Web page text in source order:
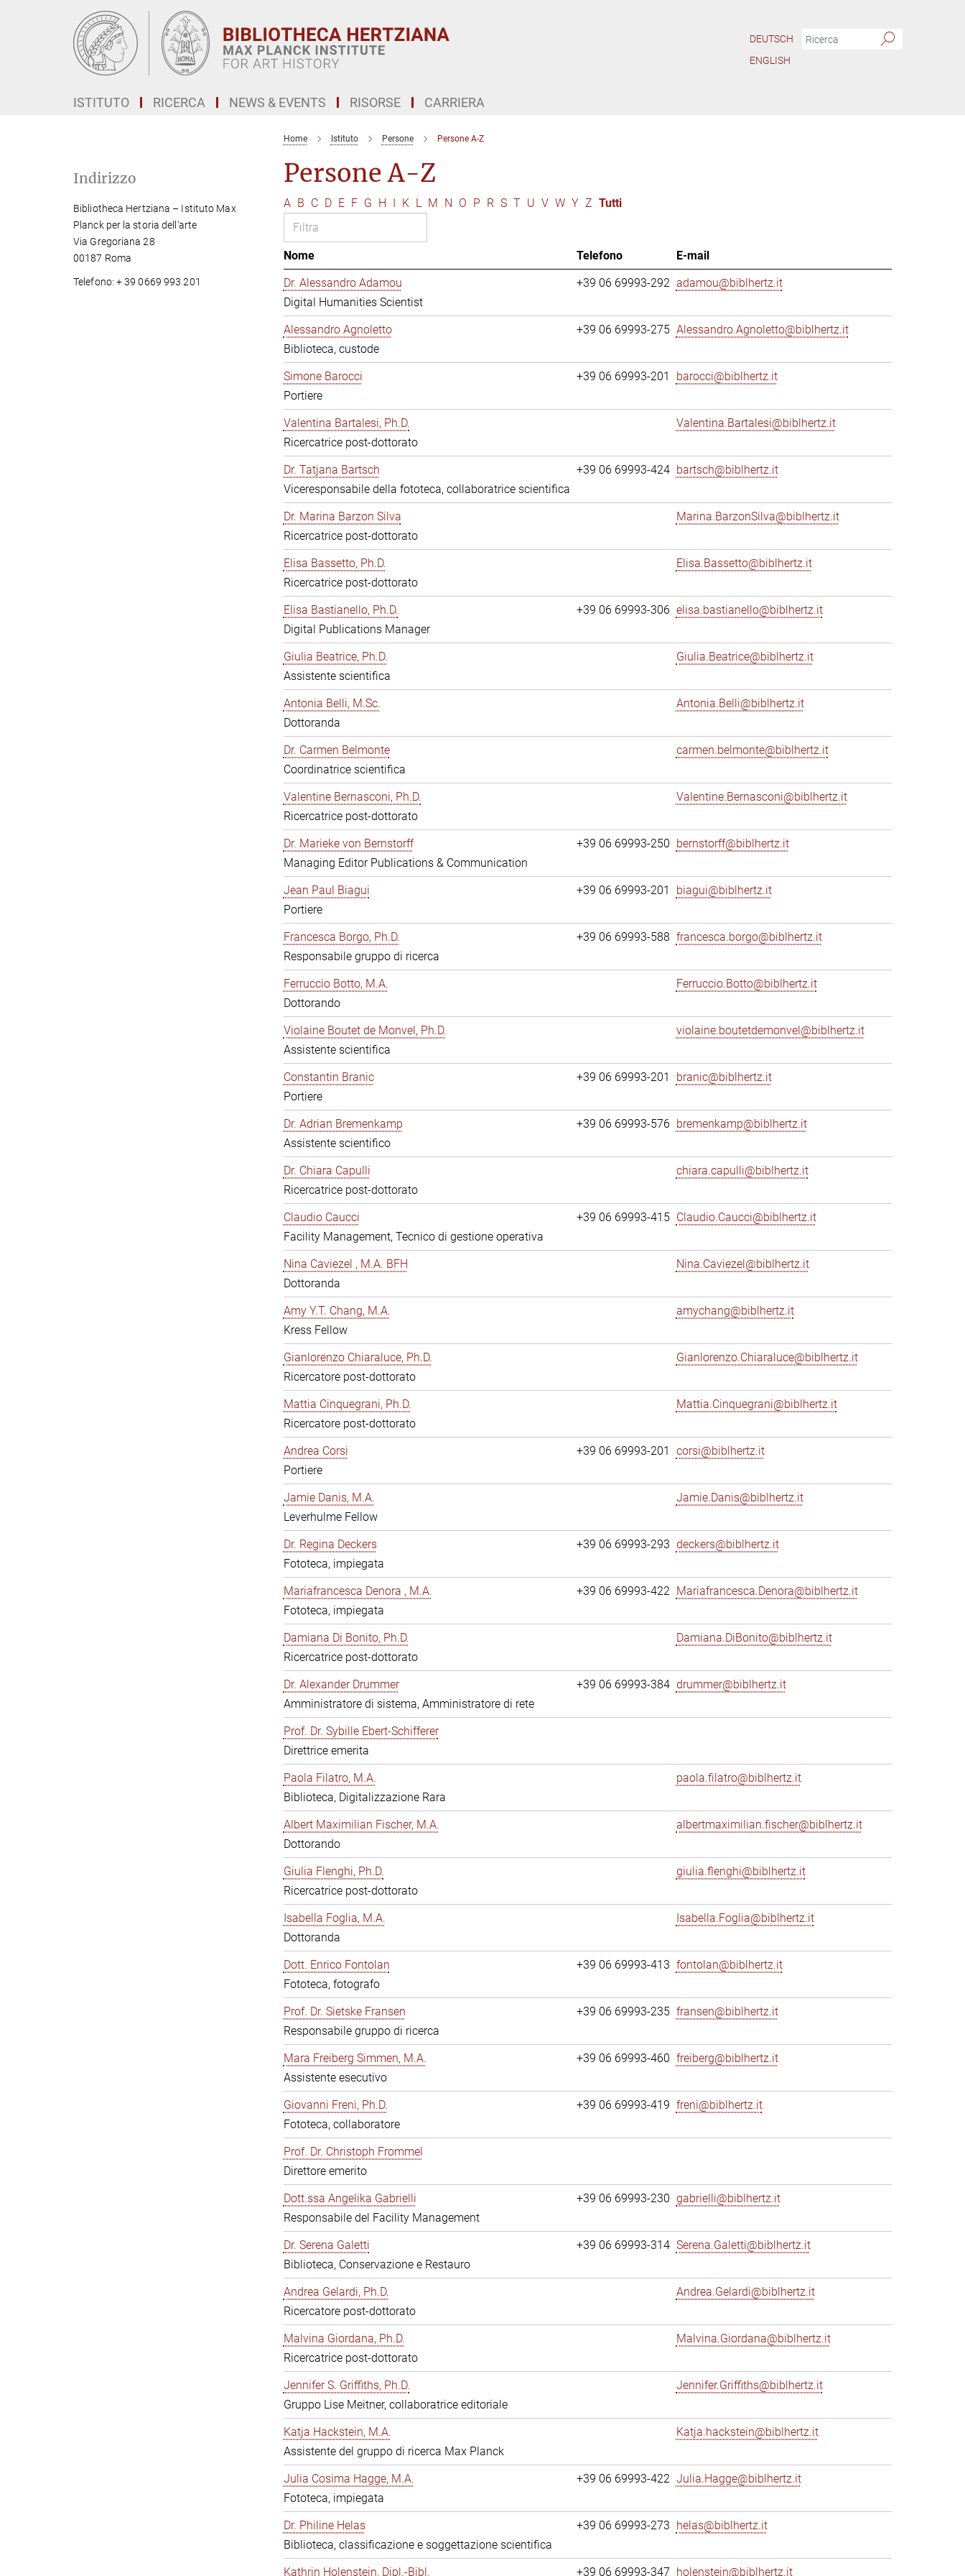
DEUTSCH
ENGLISH
ISTITUTO RICERCA NEWS & EVENTS RISORSE CARRIERA
Home Istituto Persone Persone A-Z
Persone A-Z
A B C D E F G H I K L M N O P R S T U V W Y Z Tutti
Nome Telefono
E-mail
Dr. Alessandro Adamou
Digital Humanities Scientist
+39 06 69993-292 adamou@biblhertz.it
Alessandro Agnoletto
Biblioteca, custode
+39 06 69993-275 Alessandro.Agnoletto@biblhertz.it
Simone Barocci
Portiere
+39 06 69993-201 barocci@biblhertz.it
Valentina Bartalesi, Ph.D.
Ricercatrice post-dottorato
Valentina.Bartalesi@biblhertz.it
Dr. Tatjana Bartsch
Viceresponsabile della fototeca, collaboratrice scientifica
+39 06 69993-424 bartsch@biblhertz.it
Dr. Marina Barzon Silva
Ricercatrice post-dottorato
Marina.BarzonSilva@biblhertz.it
Elisa Bassetto, Ph.D.
Ricercatrice post-dottorato
Elisa.Bassetto@biblhertz.it
Elisa Bastianello, Ph.D.
Digital Publications Manager
+39 06 69993-306 elisa.bastianello@biblhertz.it
Giulia Beatrice, Ph.D.
Assistente scientifica
Giulia.Beatrice@biblhertz.it
Antonia Belli, M.Sc.
Dottoranda
Antonia.Belli@biblhertz.it
Dr. Carmen Belmonte
Coordinatrice scientifica
carmen.belmonte@biblhertz.it
Valentine Bernasconi, Ph.D.
Ricercatrice post-dottorato
Valentine.Bernasconi@biblhertz.it
Dr. Marieke von Bernstorff
Managing Editor Publications & Communication
+39 06 69993-250 bernstorff@biblhertz.it
Jean Paul Biagui
Portiere
+39 06 69993-201 biagui@biblhertz.it
Francesca Borgo, Ph.D.
Responsabile gruppo di ricerca
+39 06 69993-588 francesca.borgo@biblhertz.it
Ferruccio Botto, M.A.
Dottorando
Ferruccio.Botto@biblhertz.it
Violaine Boutet de Monvel, Ph.D.
Assistente scientifica
violaine.boutetdemonvel@biblhertz.it
Constantin Branic
Portiere
+39 06 69993-201 branic@biblhertz.it
Dr. Adrian Bremenkamp
Assistente scientifico
+39 06 69993-576 bremenkamp@biblhertz.it
Dr. Chiara Capulli
Ricercatrice post-dottorato
chiara.capulli@biblhertz.it
Claudio Caucci
Facility Management, Tecnico di gestione operativa
+39 06 69993-415 Claudio.Caucci@biblhertz.it
Nina Caviezel , M.A. BFH
Dottoranda
Nina.Caviezel@biblhertz.it
Amy Y.T. Chang, M.A.
Kress Fellow
amychang@biblhertz.it
Gianlorenzo Chiaraluce, Ph.D.
Ricercatore post-dottorato
Gianlorenzo.Chiaraluce@biblhertz.it
Mattia Cinquegrani, Ph.D.
Ricercatore post-dottorato
Mattia.Cinquegrani@biblhertz.it
Andrea Corsi
Portiere
+39 06 69993-201 corsi@biblhertz.it
Jamie Danis, M.A.
Leverhulme Fellow
Jamie.Danis@biblhertz.it
Dr. Regina Deckers
Fototeca, impiegata
+39 06 69993-293 deckers@biblhertz.it
Mariafrancesca Denora , M.A.
Fototeca, impiegata
+39 06 69993-422 Mariafrancesca.Denora@biblhertz.it
Damiana Di Bonito, Ph.D.
Ricercatrice post-dottorato
Damiana.DiBonito@biblhertz.it
Dr. Alexander Drummer
Amministratore di sistema, Amministratore di rete
+39 06 69993-384 drummer@biblhertz.it
Prof. Dr. Sybille Ebert-Schifferer
Direttrice emerita
Paola Filatro, M.A.
Biblioteca, Digitalizzazione Rara
paola.filatro@biblhertz.it
Albert Maximilian Fischer, M.A.
Dottorando
albertmaximilian.fischer@biblhertz.it
Giulia Flenghi, Ph.D.
Ricercatrice post-dottorato
giulia.flenghi@biblhertz.it
Isabella Foglia, M.A.
Dottoranda
Isabella.Foglia@biblhertz.it
Dott. Enrico Fontolan
Fototeca, fotografo
+39 06 69993-413 fontolan@biblhertz.it
Prof. Dr. Sietske Fransen
Responsabile gruppo di ricerca
+39 06 69993-235 fransen@biblhertz.it
Mara Freiberg Simmen, M.A.
Assistente esecutivo
+39 06 69993-460 freiberg@biblhertz.it
Giovanni Freni, Ph.D.
Fototeca, collaboratore
+39 06 69993-419 freni@biblhertz.it
Prof. Dr. Christoph Frommel
Direttore emerito
Dott.ssa Angelika Gabrielli
Responsabile del Facility Management
+39 06 69993-230 gabrielli@biblhertz.it
Dr. Serena Galetti
Biblioteca, Conservazione e Restauro
+39 06 69993-314 Serena.Galetti@biblhertz.it
Andrea Gelardi, Ph.D.
Ricercatore post-dottorato
Andrea.Gelardi@biblhertz.it
Malvina Giordana, Ph.D.
Ricercatrice post-dottorato
Malvina.Giordana@biblhertz.it
Jennifer S. Griffiths, Ph.D.
Gruppo Lise Meitner, collaboratrice editoriale
Jennifer.Griffiths@biblhertz.it
Katja Hackstein, M.A.
Assistente del gruppo di ricerca Max Planck
Katja.hackstein@biblhertz.it
Julia Cosima Hagge, M.A.
Fototeca, impiegata
+39 06 69993-422 Julia.Hagge@biblhertz.it
Dr. Philine Helas
Biblioteca, classificazione e soggettazione scientifica
+39 06 69993-273 helas@biblhertz.it
Kathrin Holenstein, Dipl.-Bibl. +39 06 69993-347 holenstein@biblhertz.it
Indirizzo
Bibliotheca Hertziana – Istituto Max
Planck per la storia dell'arte
Via Gregoriana 28
00187 Roma
Telefono: + 39 0669 993 201